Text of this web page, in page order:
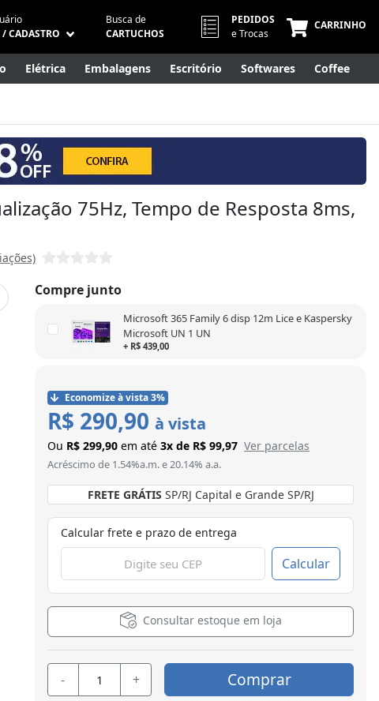
CADASTRO
Busca de
CARTUCHOS
PEDIDOS
e Trocas
CARRINHO
Elétrica Embalagens Escritório Softwares Coffee
75Hz, Tempo de Resposta 8ms,
Compre junto
Microsoft 365 Family 6 disp 12m Lice e Kaspersky
Microsoft UN 1 UN
+ R$ 439,00
Economize à vista 3%
R$ 290,90 à vista
Ou R$ 299,90 em até 3x de R$ 99,97 Ver parcelas
Acréscimo de 1.54%a.m. e 20.14% a.a.
FRETE GRÁTIS SP/RJ Capital e Grande SP/RJ
Calcular frete e prazo de entrega
Calcular
Consultar estoque em loja
- + Comprar